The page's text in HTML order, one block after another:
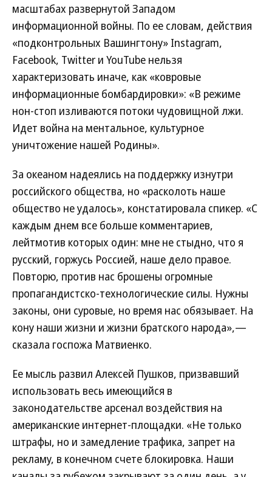
масштабах развернутой Западом
информационной войны. По ее словам, действия
«подконтрольных Вашингтону» Instagram,
Facebook, Twitter и YouTube нельзя
характеризовать иначе, как «ковровые
информационные бомбардировки»: «В режиме
нон-стоп изливаются потоки чудовищной лжи.
Идет война на ментальное, культурное
уничтожение нашей Родины».
За океаном надеялись на поддержку изнутри
российского общества, но «расколоть наше
общество не удалось», констатировала спикер. «С
каждым днем все больше комментариев,
лейтмотив которых один: мне не стыдно, что я
русский, горжусь Россией, наше дело правое.
Повторю, против нас брошены огромные
пропагандистско-технологические силы. Нужны
законы, они суровые, но время нас обязывает. На
кону наши жизни и жизни братского народа»,—
сказала госпожа Матвиенко.
Ее мысль развил Алексей Пушков, призвавший
использовать весь имеющийся в
законодательстве арсенал воздействия на
американские интернет-площадки. «Не только
штрафы, но и замедление трафика, запрет на
рекламу, в конечном счете блокировка. Наши